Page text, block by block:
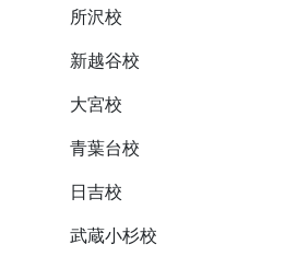
所沢校
新越谷校
大宮校
青葉台校
日吉校
武蔵小杉校